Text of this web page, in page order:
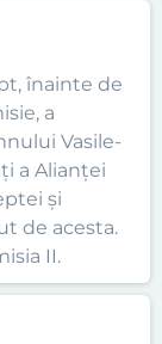
înainte de
a
Vasile-
a Alianței
şi
de acesta.
II.